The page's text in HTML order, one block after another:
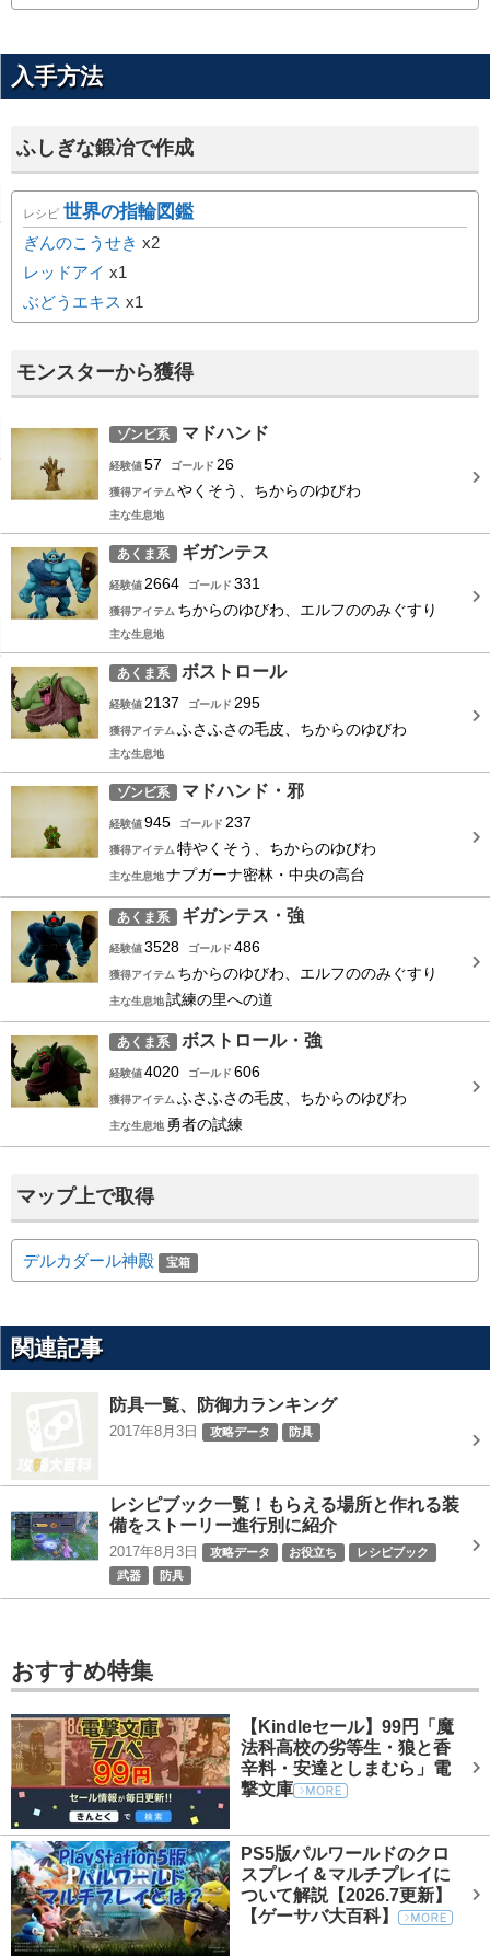
入手方法
ふしぎな鍛冶で作成
レシピ 世界の指輪図鑑
ぎんのこうせき x2
レッドアイ x1
ぶどうエキス x1
モンスターから獲得
ゾンビ系 マドハンド
経験値57 ゴールド 26
獲得アイテムやくそう、ちからのゆびわ
主な生息地
あくま系 ギガンテス
経験値2664 ゴールド 331
獲得アイテム ちからのゆびわ、エルフののみぐすり
主な生息地
あくま系 ボストロール
経験値2137 ゴールド 295
獲得アイテムふさふさの毛皮、ちからのゆびわ
主な生息地
ゾンビ系 マドハンド・邪
経験値945 ゴールド 237
獲得アイテム特やくそう、ちからのゆびわ
主な生息地ナプガーナ密林・中央の高台
あくま系 ギガンテス・強
経験値3528 ゴールド 486
獲得アイテム ちからのゆびわ、エルフののみぐすり
主な生息地試練の里への道
あくま系 ボストロール・強
経験値4020 ゴールド 606
獲得アイテムふさふさの毛皮、ちからのゆびわ
主な生息地 勇者の試練
マップ上で取得
デルカダール神殿 宝箱
関連記事
防具一覧、防御力ランキング
2017年8月3日 攻略データ 防具
レシピブック一覧！もらえる場所と作れる装
備をストーリー進行別に紹介
2017年8月3日 攻略データ お役立ち
レシピブック
武器
防具
おすすめ特集
【Kindleセール】99円「魔
法科高校の劣等生・狼と香
辛料・安達としまむら」電
撃文庫
PS5版パルワールドのクロ
スプレイ＆マルチプレイに
ついて解説【2026.7更新】
【ゲーサバ大百科】